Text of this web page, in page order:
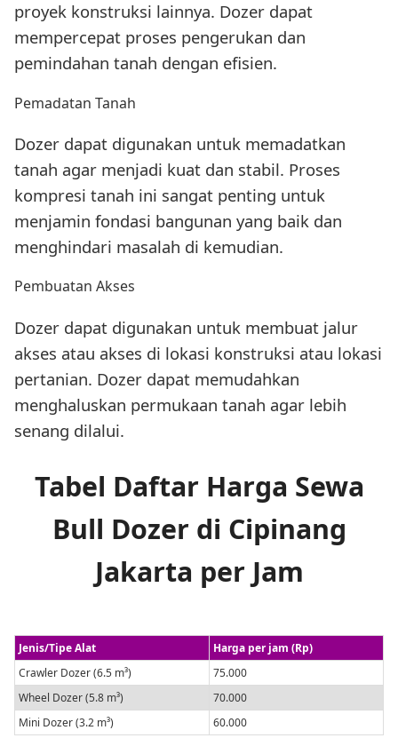
proyek konstruksi lainnya. Dozer dapat
mempercepat proses pengerukan dan
pemindahan tanah dengan efisien.
Pemadatan Tanah
Dozer dapat digunakan untuk memadatkan
tanah agar menjadi kuat dan stabil. Proses
kompresi tanah ini sangat penting untuk
menjamin fondasi bangunan yang baik dan
menghindari masalah di kemudian.
Pembuatan Akses
Dozer dapat digunakan untuk membuat jalur
akses atau akses di lokasi konstruksi atau lokasi
pertanian. Dozer dapat memudahkan
menghaluskan permukaan tanah agar lebih
senang dilalui.
Tabel Daftar Harga Sewa
Bull Dozer di Cipinang
Jakarta per Jam
Jenis/Tipe Alat
Harga per jam (Rp)
Crawler Dozer (6.5 m³)
75.000
Wheel Dozer (5.8 m³)
70.000
Mini Dozer (3.2 m³)
60.000